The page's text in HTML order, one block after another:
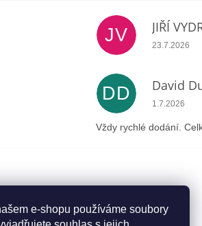
e-shopu používáme soubory
JV JIŘÍ
Hodnocení
23.7.2026
DD David
Hodnocení
1.7.2026
Vždy rychlé dodání.